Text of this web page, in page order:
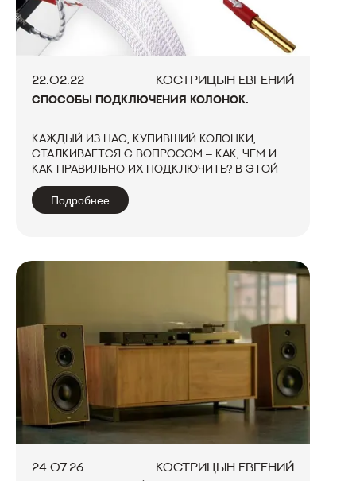
22.02.22 КОСТРИЦЫН ЕВГЕНИЙ
СПОСОБЫ ПОДКЛЮЧЕНИЯ КОЛОНОК.
Каждый из нас, купивший колонки,
сталкивается с вопросом – как, чем и
как правильно их подключить? В этой
статье мы расскажем о вариантах
подключения акустических систем. Для
начала вам надо посмотреть сколько
Подробнее
24.07.26 КОСТРИЦЫН ЕВГЕНИЙ